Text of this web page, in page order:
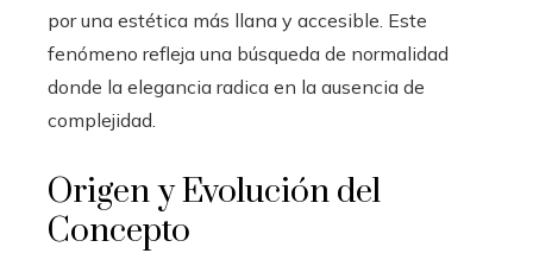
por una estética más llana y accesible. Este
fenómeno refleja una búsqueda de normalidad
donde la elegancia radica en la ausencia de
complejidad.
Origen y Evolución del
Concepto